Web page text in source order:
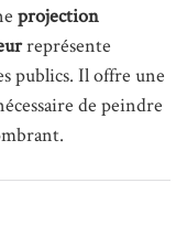
projection
représente
publics. Il offre une
de peindre